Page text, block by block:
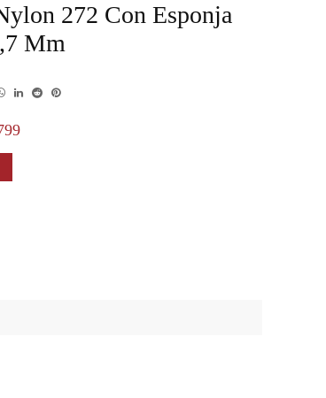
272 Con Esponja
Mm